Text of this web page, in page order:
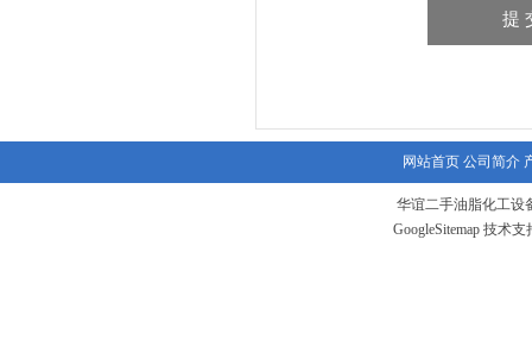
网站首页 公司简介
华谊二手油脂化工设
GoogleSitemap 技术支